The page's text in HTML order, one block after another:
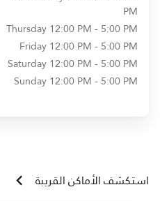
PM
Thursday12:00 PM - 5:00 PM
Friday12:00 PM - 5:00 PM
Saturday12:00 PM - 5:00 PM
Sunday12:00 PM - 5:00 PM
استكشف الأماكن القريبة